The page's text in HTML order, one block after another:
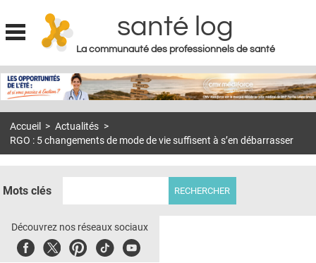
Jump to navigation
santé log
La communauté des professionnels de santé
MON COMPTE
S'ABONNER À LA REVUE SOIN À DOMICILE
DOSSIERS
E-REVUE SAD
Accueil > Actualités >
RGO : 5 changements de mode de vie suffisent à s’en débarrasser
Mots clés
Découvrez nos réseaux sociaux
FacebookTwitterPinterest
TiktokYoubute